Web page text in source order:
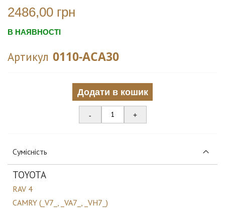
зображень
2486,00 грн
В НАЯВНОСТІ
Артикул 0110-ACA30
Додати в кошик
- +
Сумісність
TOYOTA
RAV 4
CAMRY (_V7_, _VA7_, _VH7_)